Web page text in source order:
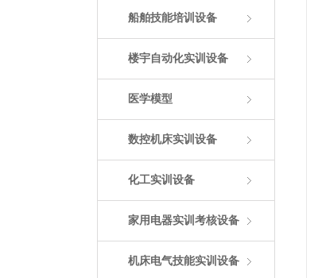
船舶技能培训设备
楼宇自动化实训设备
医学模型
数控机床实训设备
化工实训设备
家用电器实训考核设备
机床电气技能实训设备